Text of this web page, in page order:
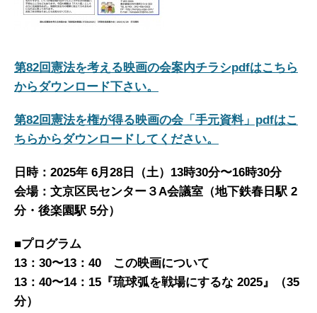
第82回憲法を考える映画の会案内チラシpdfはこちら
からダウンロード下さい。
第82回憲法を権が得る映画の会「手元資料」pdfはこ
ちらからダウンロードしてください。
日時：2025年 6月 28 日 （土）13時30分〜16時30分
会場：文京区民センター ３A会議室（地下鉄春日駅 2
分・後楽園駅 5分）
■プログラム
13 ： 30〜13 ： 40
この映画について
13 ： 40〜14： 15 『琉球弧を戦場にするな 2025』 （35
分）